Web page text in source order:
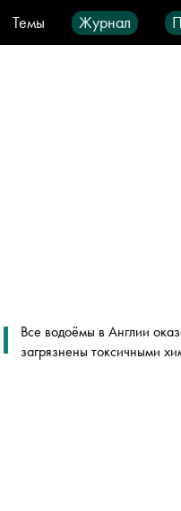
Темы Журнал
Видео Город IT-
Все водоёмы в Англии
загрязнены токсичными